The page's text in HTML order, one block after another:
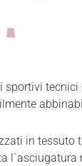
sportivi
in tessuto
l´asciugatura